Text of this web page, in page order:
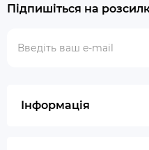
Підпишіться на
Інформація